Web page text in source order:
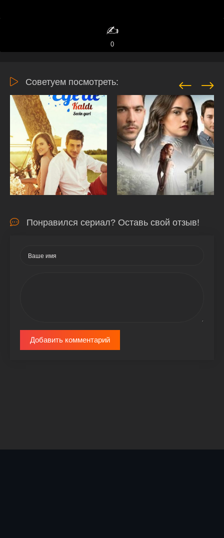
✍️
0
Советуем посмотреть:
Понравился сериал? Оставь свой отзыв!
Добавить комментарий